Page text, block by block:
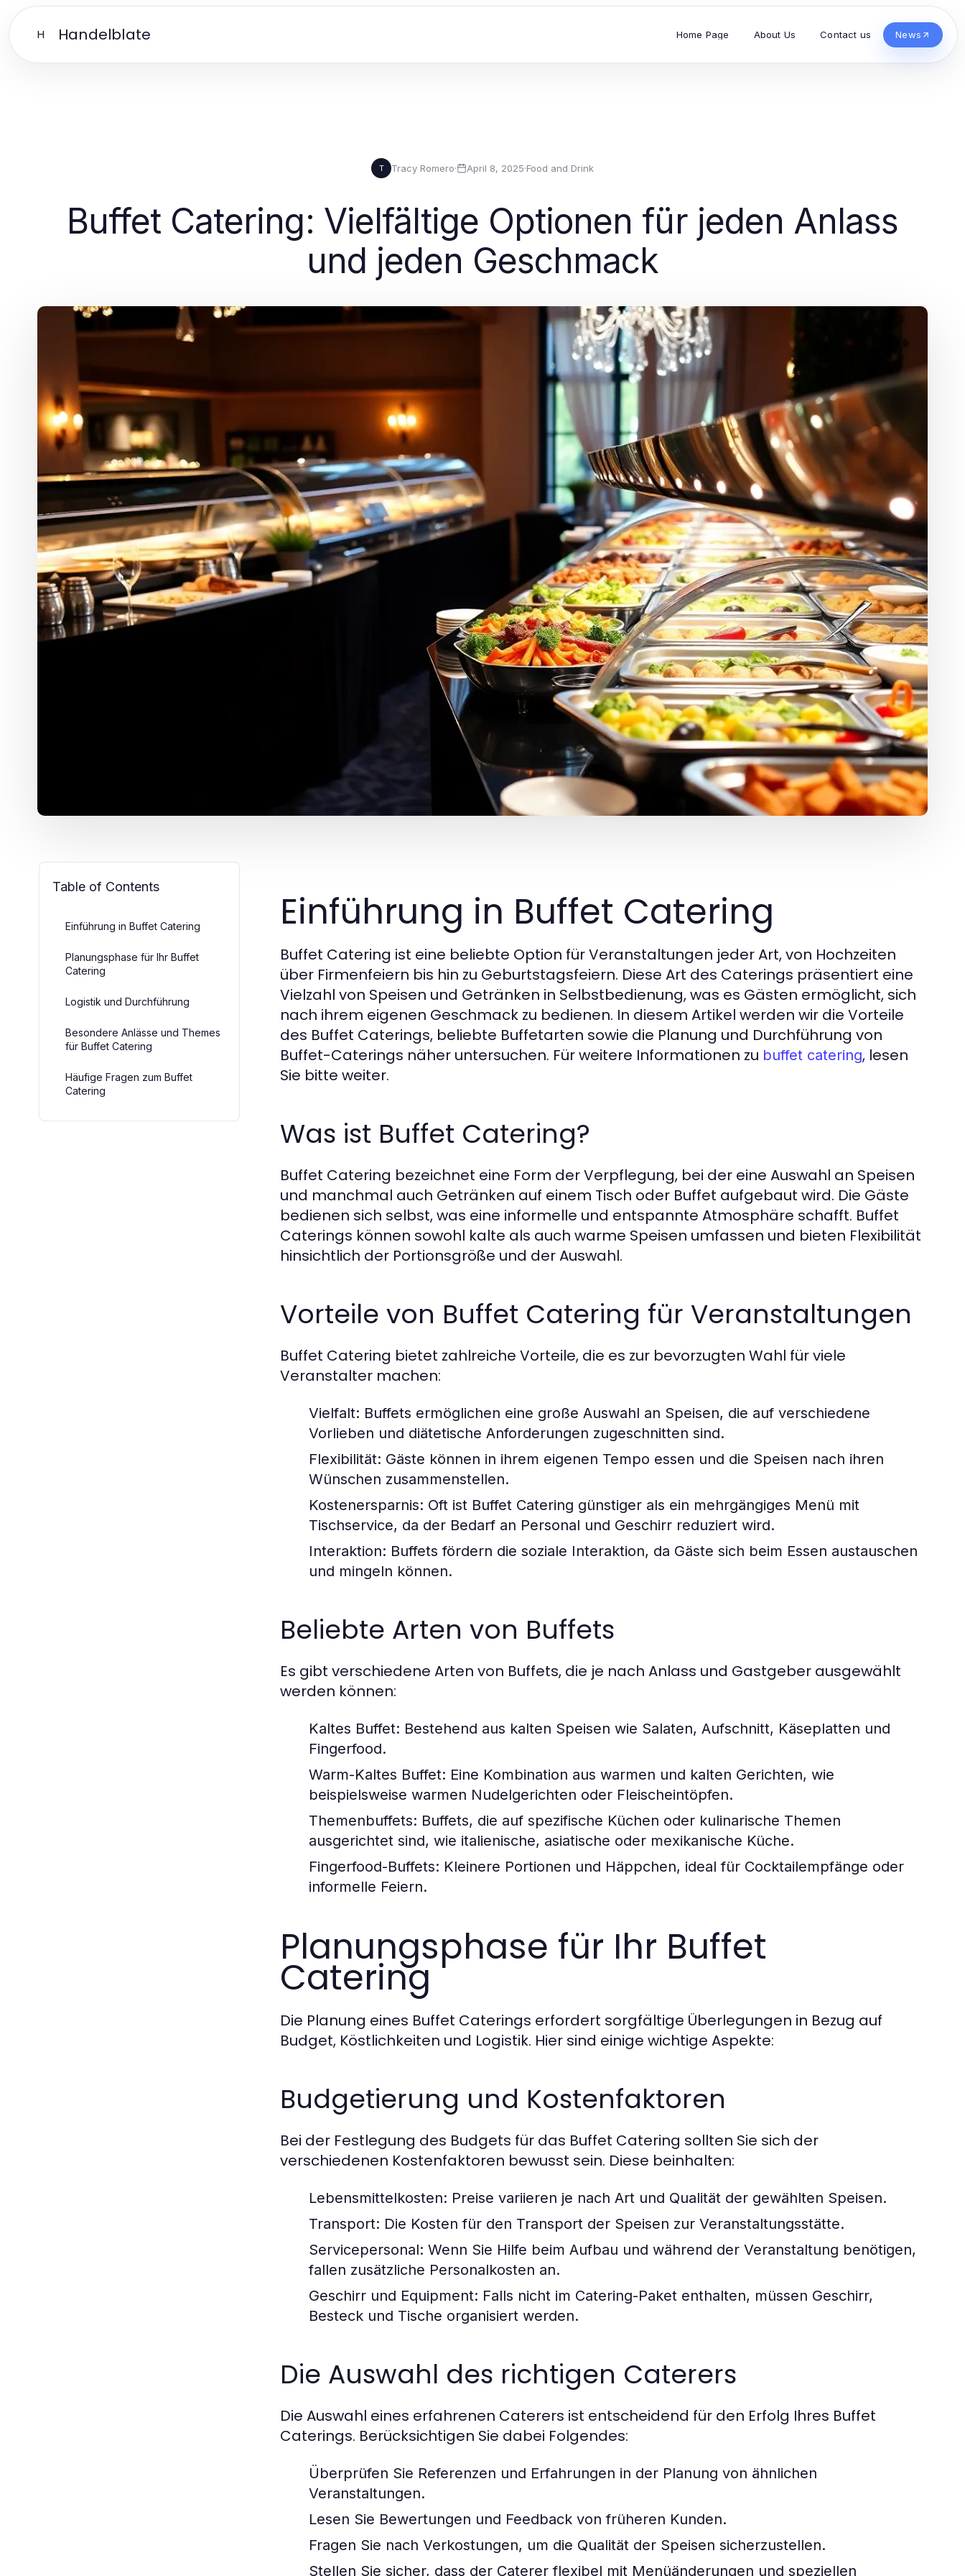
H Handelblate Home Page About Us Contact us News
T Tracy Romero· April 8, 2025·Food and Drink
Buffet Catering: Vielfältige Optionen für jeden Anlass
und jeden Geschmack
Table of Contents
Einführung in Buffet Catering
Planungsphase für Ihr Buffet
Catering
Logistik und Durchführung
Besondere Anlässe und Themes
für Buffet Catering
Häufige Fragen zum Buffet
Catering
Einführung in Buffet Catering
Buffet Catering ist eine beliebte Option für Veranstaltungen jeder Art, von Hochzeiten
über Firmenfeiern bis hin zu Geburtstagsfeiern. Diese Art des Caterings präsentiert eine
Vielzahl von Speisen und Getränken in Selbstbedienung, was es Gästen ermöglicht, sich
nach ihrem eigenen Geschmack zu bedienen. In diesem Artikel werden wir die Vorteile
des Buffet Caterings, beliebte Buffetarten sowie die Planung und Durchführung von
Buffet-Caterings näher untersuchen. Für weitere Informationen zu buffet catering, lesen
Sie bitte weiter.
Was ist Buffet Catering?
Buffet Catering bezeichnet eine Form der Verpflegung, bei der eine Auswahl an Speisen
und manchmal auch Getränken auf einem Tisch oder Buffet aufgebaut wird. Die Gäste
bedienen sich selbst, was eine informelle und entspannte Atmosphäre schafft. Buffet
Caterings können sowohl kalte als auch warme Speisen umfassen und bieten Flexibilität
hinsichtlich der Portionsgröße und der Auswahl.
Vorteile von Buffet Catering für Veranstaltungen
Buffet Catering bietet zahlreiche Vorteile, die es zur bevorzugten Wahl für viele
Veranstalter machen:
Vielfalt: Buffets ermöglichen eine große Auswahl an Speisen, die auf verschiedene
Vorlieben und diätetische Anforderungen zugeschnitten sind.
Flexibilität: Gäste können in ihrem eigenen Tempo essen und die Speisen nach ihren
Wünschen zusammenstellen.
Kostenersparnis: Oft ist Buffet Catering günstiger als ein mehrgängiges Menü mit
Tischservice, da der Bedarf an Personal und Geschirr reduziert wird.
Interaktion: Buffets fördern die soziale Interaktion, da Gäste sich beim Essen austauschen
und mingeln können.
Beliebte Arten von Buffets
Es gibt verschiedene Arten von Buffets, die je nach Anlass und Gastgeber ausgewählt
werden können:
Kaltes Buffet: Bestehend aus kalten Speisen wie Salaten, Aufschnitt, Käseplatten und
Fingerfood.
Warm-Kaltes Buffet: Eine Kombination aus warmen und kalten Gerichten, wie
beispielsweise warmen Nudelgerichten oder Fleischeintöpfen.
Themenbuffets: Buffets, die auf spezifische Küchen oder kulinarische Themen
ausgerichtet sind, wie italienische, asiatische oder mexikanische Küche.
Fingerfood-Buffets: Kleinere Portionen und Häppchen, ideal für Cocktailempfänge oder
informelle Feiern.
Planungsphase für Ihr Buffet
Catering
Die Planung eines Buffet Caterings erfordert sorgfältige Überlegungen in Bezug auf
Budget, Köstlichkeiten und Logistik. Hier sind einige wichtige Aspekte:
Budgetierung und Kostenfaktoren
Bei der Festlegung des Budgets für das Buffet Catering sollten Sie sich der
verschiedenen Kostenfaktoren bewusst sein. Diese beinhalten:
Lebensmittelkosten: Preise variieren je nach Art und Qualität der gewählten Speisen.
Transport: Die Kosten für den Transport der Speisen zur Veranstaltungsstätte.
Servicepersonal: Wenn Sie Hilfe beim Aufbau und während der Veranstaltung benötigen,
fallen zusätzliche Personalkosten an.
Geschirr und Equipment: Falls nicht im Catering-Paket enthalten, müssen Geschirr,
Besteck und Tische organisiert werden.
Die Auswahl des richtigen Caterers
Die Auswahl eines erfahrenen Caterers ist entscheidend für den Erfolg Ihres Buffet
Caterings. Berücksichtigen Sie dabei Folgendes:
Überprüfen Sie Referenzen und Erfahrungen in der Planung von ähnlichen
Veranstaltungen.
Lesen Sie Bewertungen und Feedback von früheren Kunden.
Fragen Sie nach Verkostungen, um die Qualität der Speisen sicherzustellen.
Stellen Sie sicher, dass der Caterer flexibel mit Menüänderungen und speziellen